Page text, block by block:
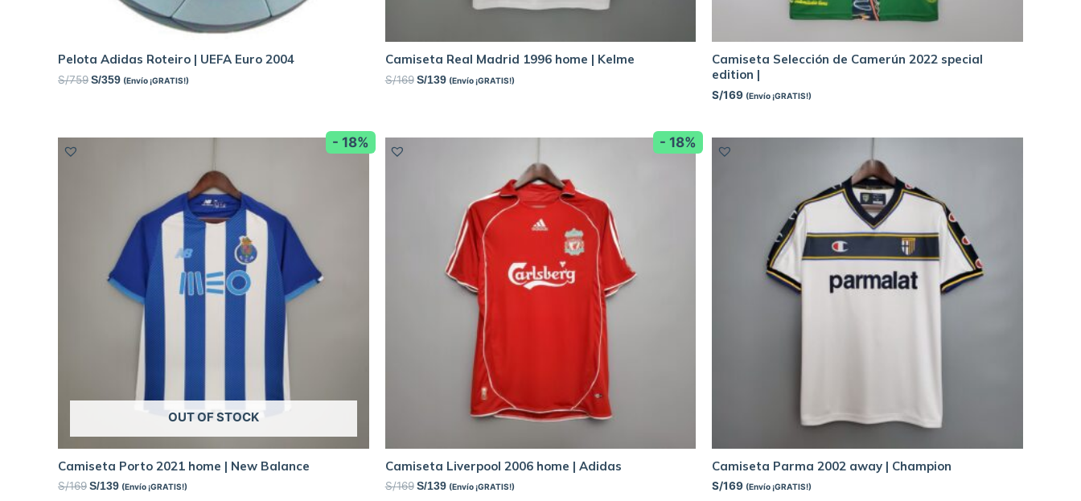
Pelota Adidas Roteiro | UEFA Euro 2004
S/759 S/359 (Envío ¡GRATIS!)
Camiseta Real Madrid 1996 home | Kelme
S/169 S/139 (Envío ¡GRATIS!)
Camiseta Selección de Camerún 2022 special
edition |
S/169 (Envío ¡GRATIS!)
- 18%
OUT OF STOCK
Camiseta Porto 2021 home | New Balance
S/169 S/139 (Envío ¡GRATIS!)
- 18%
Camiseta Liverpool 2006 home | Adidas
S/169 S/139 (Envío ¡GRATIS!)
Camiseta Parma 2002 away | Champion
S/169 (Envío ¡GRATIS!)